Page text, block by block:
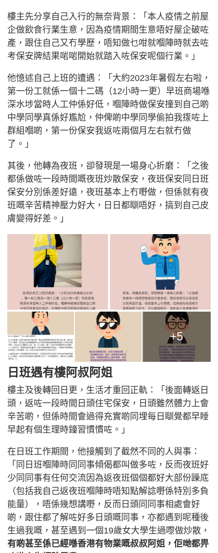
樓主先分享自己入行的無奈背景：「本人疫情之前屋
企做飲食行業生意，因為疫情期間生意唔好屋企破咗
產，跟住自己又冇學歷，唔知做乜咁就嗰陣時就去咗
考保安牌結果啱啱開始就踏入咗保安呢個行業。」
他憶述自己上班的遭遇：「大約2023年暑假左右啦，
第一份工就係一個十二碼（12小時一更）早班商場喺
深水埗當時人工仲係好低，嗰陣時做保安撞到自己啲
中學同學真係好尷尬，仲俾啲中學同學偷拍我揼咗上
群組嗰啲，第一份保安我返咗兩個月左右就冇做
了。」
其後，他轉為夜班，卻發現是一場身心折磨：「之後
都係做咗一段時間嘅夜班炒散保安，夜班保安同日班
保安分別係差好遠，夜班基本上冇嘢做，但係就有夜
班嘅辛苦精神壓力好大，日日都瞓唔好，搞到自己皮
膚變得好差。」
+5
日班遇有樓阿叔阿姐
樓主及後轉回日更，生活才重回正軌：「後面轉返日
頭，返咗一段時間日頭住宅保安，日頭雖然體力上會
辛苦啲，但係時間會過得充實啲同埋每日瞓覺都早睡
早起有個生理時鐘習慣慣咗。」
在日班工作期間，他接觸到了截然不同的人與事：
「同日班嗰陣時同同事傾偈都叫做多咗，反而夜班好
少同同事有任何交流因為返夜班個個都好大部份躁底
（包括我自己返夜班嗰陣時唔知點解諗嘢係特別多負
能量），唔係幾想講嘢，反而日頭同同事相處會好
啲，跟住都了解咗好多日頭嘅同事，亦都遇到呢種後
生過我嘅，甚至遇到一個19歲女大學生過嚟做炒散，
有啲甚至係已經喺香港有物業嘅叔叔阿姐，佢哋都畀